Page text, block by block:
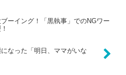
ーイング！「黒執事」でのNGワー
なった「明日、ママがいな